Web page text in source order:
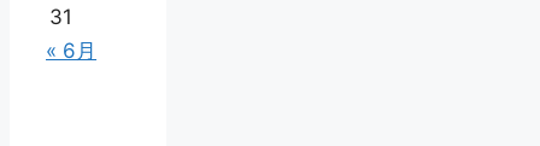
31
« 6月